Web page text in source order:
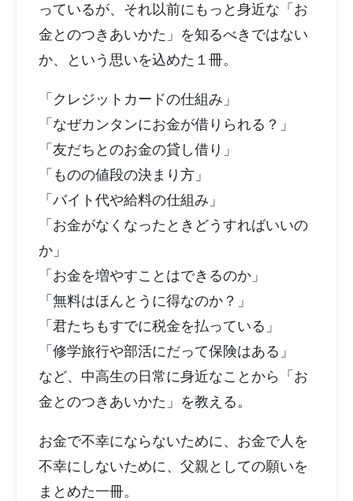
っているが、それ以前にもっと身近な「お
金とのつきあいかた」を知るべきではない
か、という思いを込めた１冊。
「クレジットカードの仕組み」
「なぜカンタンにお金が借りられる？」
「友だちとのお金の貸し借り」
「ものの値段の決まり方」
「バイト代や給料の仕組み」
「お金がなくなったときどうすればいいの
か」
「お金を増やすことはできるのか」
「無料はほんとうに得なのか？」
「君たちもすでに税金を払っている」
「修学旅行や部活にだって保険はある」
など、中高生の日常に身近なことから「お
金とのつきあいかた」を教える。
お金で不幸にならないために、お金で人を
不幸にしないために、父親としての願いを
まとめた一冊。